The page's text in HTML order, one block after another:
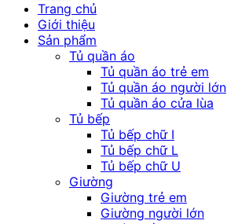
Trang chủ
Giới thiệu
Sản phẩm
Tủ quần áo
Tủ quần áo trẻ em
Tủ quần áo người lớn
Tủ quần áo cửa lùa
Tủ bếp
Tủ bếp chữ I
Tủ bếp chữ L
Tủ bếp chữ U
Giường
Giường trẻ em
Giường người lớn